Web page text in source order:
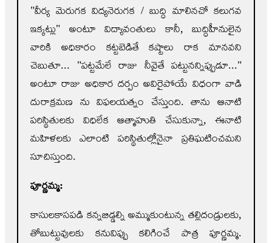
"వీర్య మెరుగక విద్యనెరుగక / బుద్ధి మాలినచో కలుగవ
ఇక్కట్లు" అంటూ విద్యావంతులు కానీ, బుద్ధిహీనులైన
వారికి అధికారం కట్టబెడితే కష్టాలు రాక మానవని
చెబుతూ... "పట్టమేలే రాజు నీవైతే పట్టునన్నిప్పుడూ..."
అంటూ రాజు అధికార దర్పం అవిరైపోయే విధంగా వాడి
దురాక్రమణ ను విఫలయత్నం చేస్తుంది. తాను ఆనాటి
పరిస్థితులకు విధిలేక ఆత్మాహుతి చేసుకున్నా, ఈనాటి
మహిళలకు ఎలాంటి పరిస్థితుల్లోనైనా ప్రతిఘటించమని
సూచిస్తుంది.
పూర్ణమ్మ:
కాసులకాసపడి కన్నబిడ్డల్ని అమ్ముకుంటున్న తల్లిదండ్రులకు,
తోబుట్టువులకు కనువిప్పు కలిగించే పాత్ర పూర్ణమ్మ.